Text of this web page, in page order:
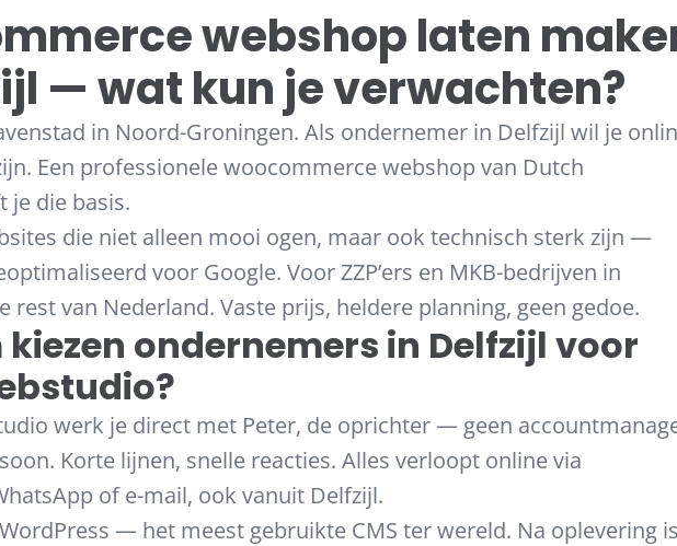
webshop laten
— wat kun je verwachten?
in Noord-Groningen. Als ondernemer in Delfzijl wil je
Een professionele woocommerce webshop van Dutch
je die basis.
die niet alleen mooi ogen, maar ook technisch sterk zijn —
voor Google. Voor ZZP’ers en MKB-bedrijven in
rest van Nederland. Vaste prijs, heldere planning, geen gedoe.
ondernemers in Delfzijl voor
werk je direct met Peter, de oprichter — geen
Korte lijnen, snelle reacties. Alles verloopt online via
of e-mail, ook vanuit Delfzijl.
— het meest gebruikte CMS ter wereld. Na oplevering is